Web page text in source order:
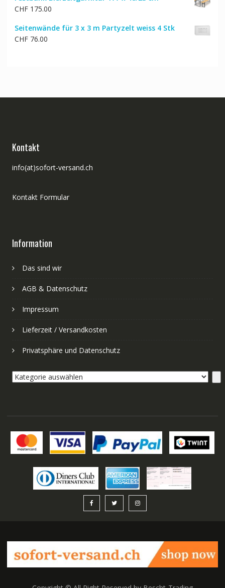
CHF 84.00
CHF175.00
Seitenwände für 3 x 3 m Partyzelt weiss 4 Stk
CHF76.00
Kontakt
info(at)sofort-versand.ch
Kontakt Formular
Information
Das sind wir
AGB & Datenschutz
Impressum
Lieferzeit / Versandkosten
Privatsphäre und Datenschutz
Kategorie